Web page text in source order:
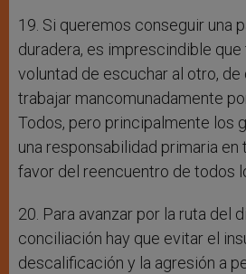
19. Si queremos conseguir una
duradera, es imprescindible
voluntad de escuchar al otro, de
trabajar mancomunadamente
Todos, pero principalmente los
una responsabilidad primaria en
favor del reencuentro de todos
20. Para avanzar por la ruta del
conciliación hay que evitar el
descalificación y la agresión a